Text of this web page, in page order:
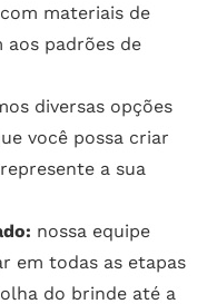
materiais de
aos padrões de
diversas opções
você possa criar
a sua
nossa equipe
em todas as etapas
do brinde até a